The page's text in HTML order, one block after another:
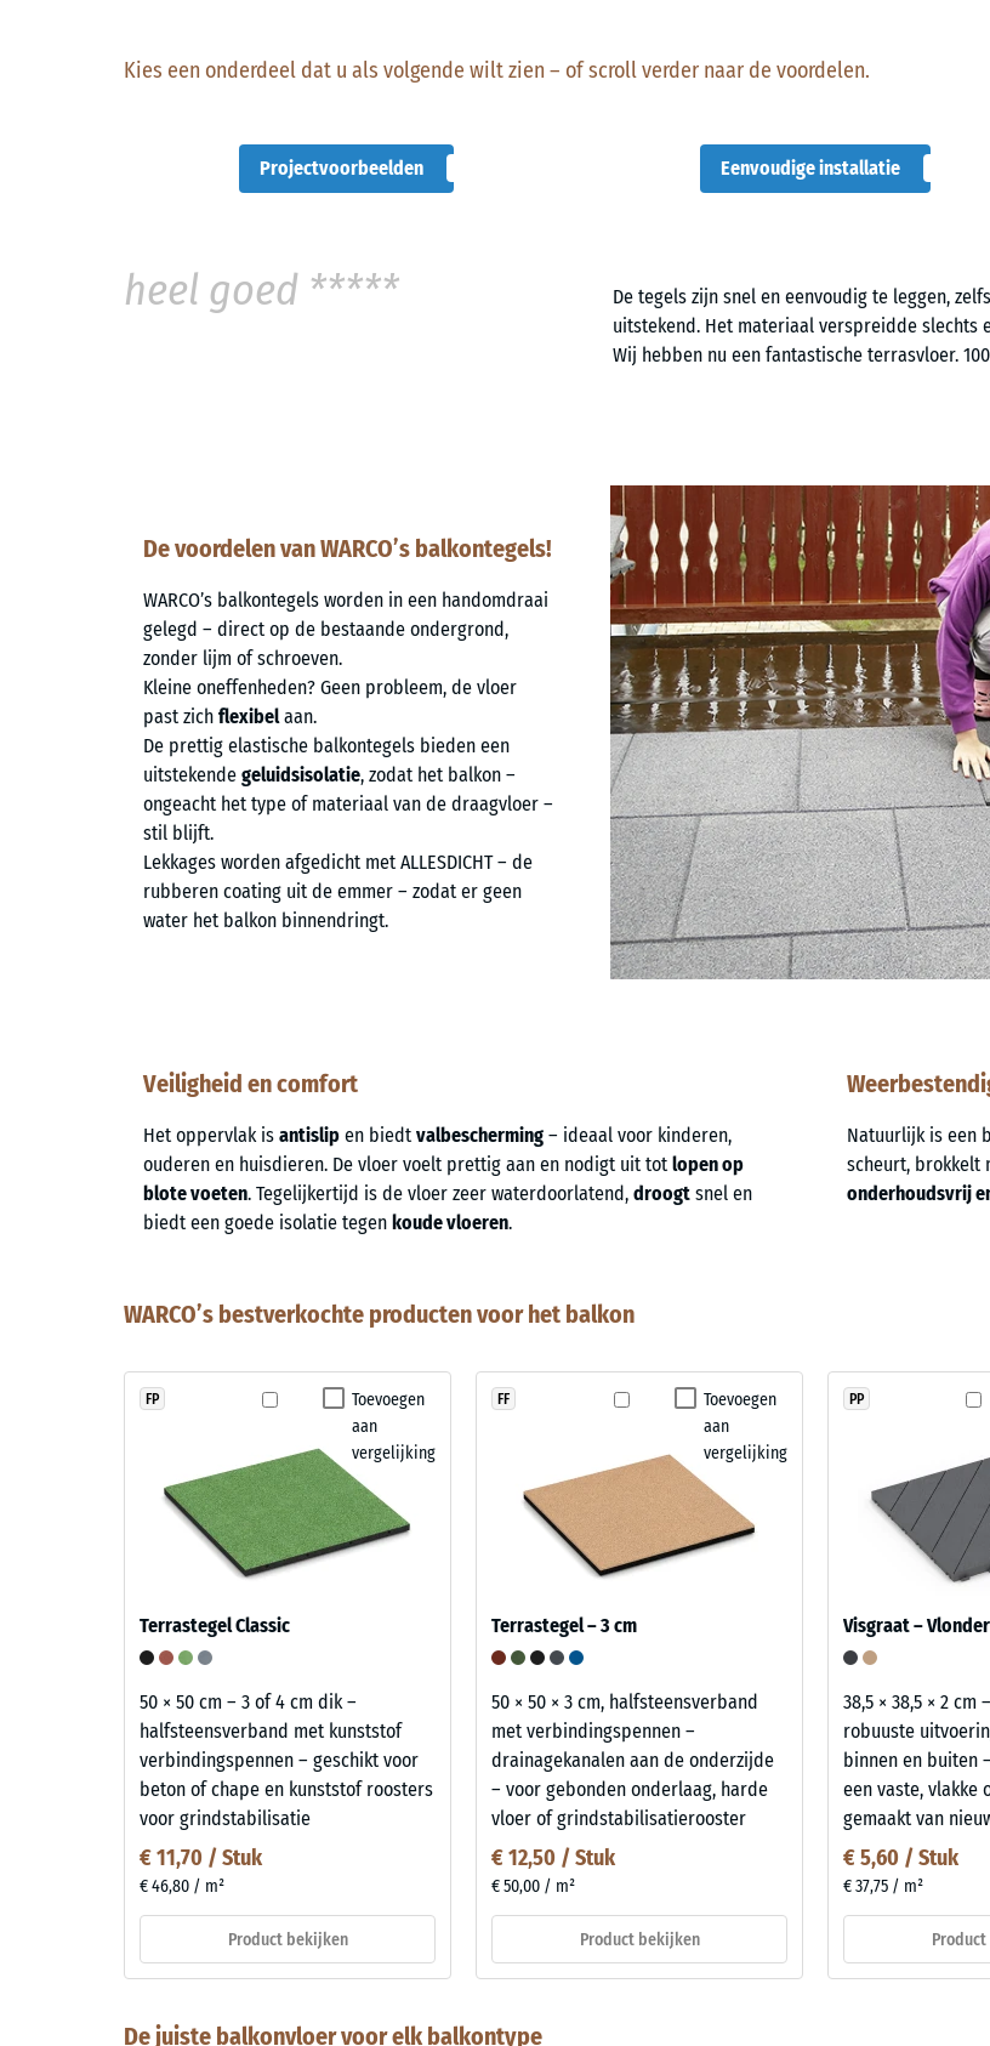
Kies een onderdeel dat u als volgende wilt zien – of scroll verder naar de voordelen.
Projectvoorbeelden Eenvoudige installatie
heel goed *****
De tegels zijn snel en eenvoudig te leggen,
uitstekend. Het materiaal verspreidde slechts
Wij hebben nu een fantastische terrasvloer.
De voordelen van WARCO’s balkontegels!
WARCO’s balkontegels worden in een handomdraai
gelegd – direct op de bestaande ondergrond,
zonder lijm of schroeven.
Kleine oneffenheden? Geen probleem, de vloer
past zich flexibel aan.
De prettig elastische balkontegels bieden een
uitstekende geluidsisolatie, zodat het balkon –
ongeacht het type of materiaal van de draagvloer –
stil blijft.
Lekkages worden afgedicht met ALLESDICHT – de
rubberen coating uit de emmer – zodat er geen
water het balkon binnendringt.
Veiligheid en comfort
Het oppervlak is antislip en biedt valbescherming – ideaal voor kinderen,
ouderen en huisdieren. De vloer voelt prettig aan en nodigt uit tot lopen op
blote voeten. Tegelijkertijd is de vloer zeer waterdoorlatend, droogt snel en
biedt een goede isolatie tegen koude vloeren.
Natuurlijk is een
scheurt, brokkelt
onderhoudsvrij
WARCO’s bestverkochte producten voor het balkon
Toevoegen
aan
vergelijking
FP
Terrastegel Classic
50 × 50 cm – 3 of 4 cm dik –
halfsteensverband met kunststof
verbindingspennen – geschikt voor
beton of chape en kunststof roosters
voor grindstabilisatie
€ 11,70 / Stuk
€ 46,80 / m²
Product bekijken
Toevoegen
aan
vergelijking
FF
Terrastegel – 3 cm
50 × 50 × 3 cm, halfsteensverband
met verbindingspennen –
drainagekanalen aan de onderzijde
– voor gebonden onderlaag, harde
vloer of grindstabilisatierooster
€ 12,50 / Stuk
€ 50,00 / m²
Product bekijken
PP
Visgraat –
38,5 × 38,5 × 2
robuuste
binnen en buiten
een vaste, vlakke
gemaakt van
€ 5,60 / Stuk
€ 37,75 / m²
De juiste balkonvloer voor elk balkontype